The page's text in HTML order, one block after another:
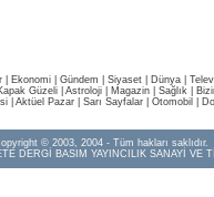
Ekonomi Gündem Siyaset Dünya |
Güzeli Astroloji Magazin Sağlık
| Aktüel Pazar| Sarı Sayfalar| Otomobil
© 2003, 2004 - Tüm hakları saklıdır.
DERGİ BASIM YAYINCILIK SANAYİ VE